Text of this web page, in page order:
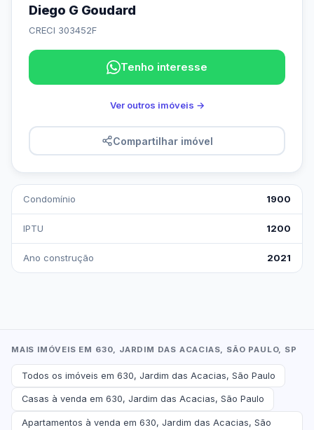
Diego G Goudard
CRECI 303452F
Tenho interesse
Ver outros imóveis →
Compartilhar imóvel
Condomínio 1900
IPTU 1200
Ano construção 2021
MAIS IMÓVEIS EM 630, JARDIM DAS ACACIAS, SÃO PAULO, SP
Todos os imóveis em 630, Jardim das Acacias, São Paulo
Casas à venda em 630, Jardim das Acacias, São Paulo
Apartamentos à venda em 630, Jardim das Acacias, São